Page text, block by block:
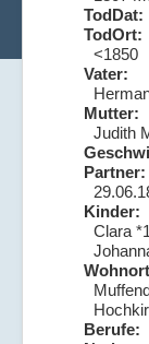
TodDat:
TodOrt:
<1850
Vater:
Mutter:
Judith
Partner:
Kinder:
Clara
Berufe: